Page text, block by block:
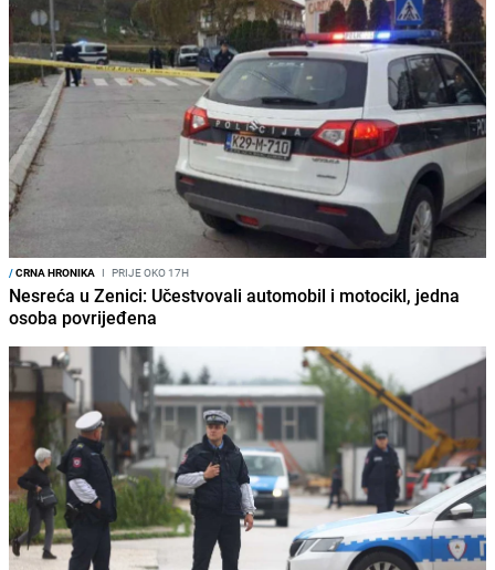
/CRNA HRONIKA I PRIJE OKO 17H
Nesreća u Zenici: Učestvovali automobil i motocikl, jedna
osoba povrijeđena